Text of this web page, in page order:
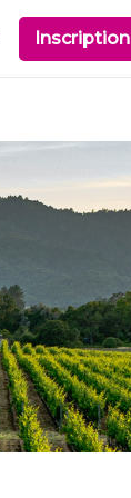
Inscription